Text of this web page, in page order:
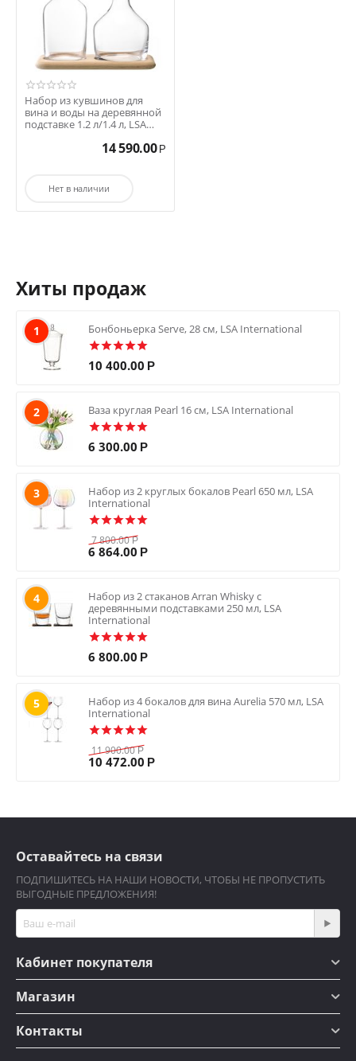
Набор из кувшинов для
вина и воды на деревянной
подставке 1.2 л/1.4 л, LSA
14 590.00 Р
Нет в наличии
Хиты продаж
1 Бонбоньерка Serve, 28 см, LSA International
10 400.00 Р
2 Ваза круглая Pearl 16 см, LSA International
6 300.00 Р
3
Набор из 2 круглых бокалов Pearl 650 мл, LSA
International
7 800.00 Р
6 864.00 Р
4
Набор из 2 стаканов Arran Whisky с
деревянными подставками 250 мл, LSA
International
6 800.00 Р
5
Набор из 4 бокалов для вина Aurelia 570 мл, LSA
International
11 900.00 Р
10 472.00 Р
Оставайтесь на связи
ПОДПИШИТЕСЬ НА НАШИ НОВОСТИ, ЧТОБЫ НЕ ПРОПУСТИТЬ
ВЫГОДНЫЕ ПРЕДЛОЖЕНИЯ!
Кабинет покупателя
Магазин
Контакты